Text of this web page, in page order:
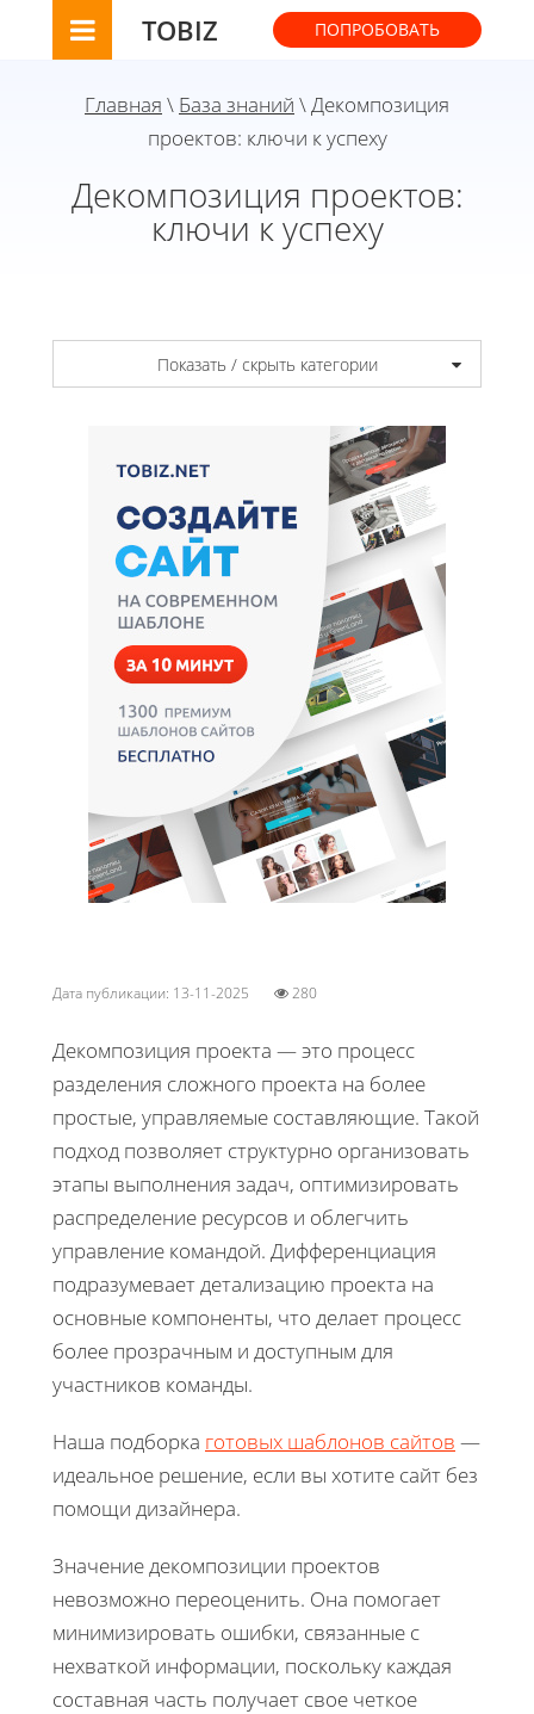
TOBIZ ПОПРОБОВАТЬ
Главная \ База знаний \ Декомпозиция
проектов: ключи к успеху
Декомпозиция проектов:
ключи к успеху
Показать / скрыть категории
Дата публикации: 13-11-2025 280
Декомпозиция проекта — это процесс
разделения сложного проекта на более
простые, управляемые составляющие. Такой
подход позволяет структурно организовать
этапы выполнения задач, оптимизировать
распределение ресурсов и облегчить
управление командой. Дифференциация
подразумевает детализацию проекта на
основные компоненты, что делает процесс
более прозрачным и доступным для
участников команды.
Наша подборка готовых шаблонов сайтов —
идеальное решение, если вы хотите сайт без
помощи дизайнера.
Значение декомпозиции проектов
невозможно переоценить. Она помогает
минимизировать ошибки, связанные с
нехваткой информации, поскольку каждая
составная часть получает свое четкое